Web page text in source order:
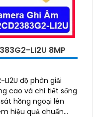
LI2U 8MP
độ phân giải
cao và chi tiết sống
hồng ngoại lên
hiệu quả chuẩn